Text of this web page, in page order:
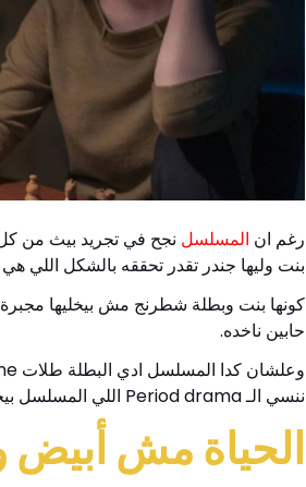
رغم ان المسلسل نجح في تجريد بيث من كل
بنت وليها جندر تقدر تحققه بالشكل اللي هي
كونها بنت وبطلة شطرنج مش بيخليها
حابين ناخده.
ننسي الـ Period drama اللي المسلسل بيحصل فيها.
الحياة مش أبيض